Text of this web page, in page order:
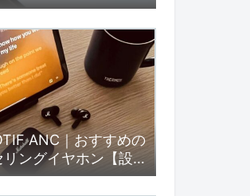
ANC｜おすすめの
リングイヤホン【設定